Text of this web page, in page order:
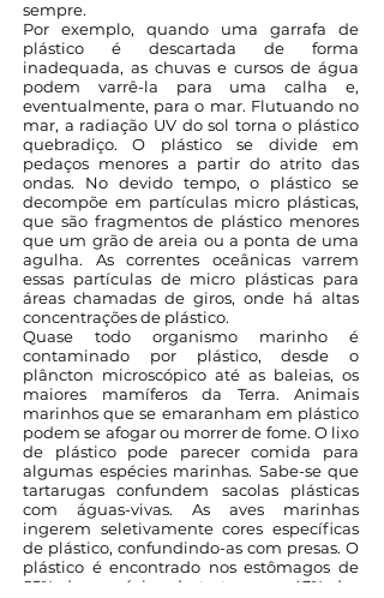
sempre.
Por exemplo, quando uma garrafa de
plástico é descartada de forma
inadequada, as chuvas e cursos de água
podem varrê-la para uma calha e,
eventualmente, para o mar. Flutuando no
mar, a radiação UV do sol torna o plástico
quebradiço. O plástico se divide em
pedaços menores a partir do atrito das
ondas. No devido tempo, o plástico se
decompõe em partículas micro plásticas,
que são fragmentos de plástico menores
que um grão de areia ou a ponta de uma
agulha. As correntes oceânicas varrem
essas partículas de micro plásticas para
áreas chamadas de giros, onde há altas
concentrações de plástico.
Quase todo organismo marinho é
contaminado por plástico, desde o
plâncton microscópico até as baleias, os
maiores mamíferos da Terra. Animais
marinhos que se emaranham em plástico
podem se afogar ou morrer de fome. O lixo
de plástico pode parecer comida para
algumas espécies marinhas. Sabe-se que
tartarugas confundem sacolas plásticas
com águas-vivas. As aves marinhas
ingerem seletivamente cores específicas
de plástico, confundindo-as com presas. O
plástico é encontrado nos estômagos de
85% das espécies de tartarugas, 43% das